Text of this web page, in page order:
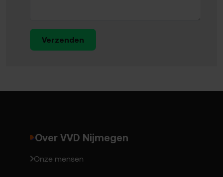
Verzenden
Over VVD Nijmegen
Onze mensen